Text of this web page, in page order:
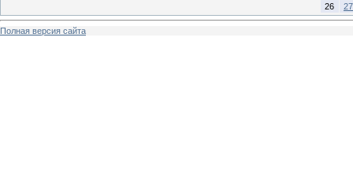
26
27
Полная версия сайта